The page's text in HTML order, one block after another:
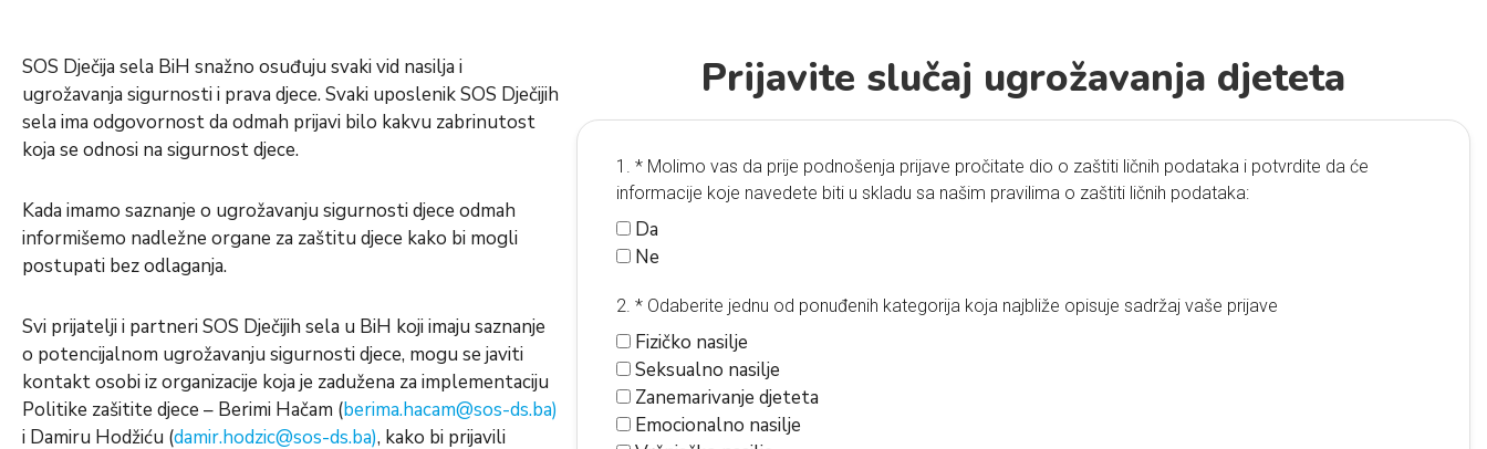
SOS Dječija sela BiH snažno osuđuju svaki vid nasilja i
ugrožavanja sigurnosti i prava djece. Svaki uposlenik SOS Dječijih
sela ima odgovornost da odmah prijavi bilo kakvu zabrinutost
koja se odnosi na sigurnost djece.
Kada imamo saznanje o ugrožavanju sigurnosti djece odmah
informišemo nadležne organe za zaštitu djece kako bi mogli
postupati bez odlaganja.
Svi prijatelji i partneri SOS Dječijih sela u BiH koji imaju saznanje
o potencijalnom ugrožavanju sigurnosti djece, mogu se javiti
kontakt osobi iz organizacije koja je zadužena za implementaciju
Politike zašitite djece – Berimi Hačam (berima.hacam@sos-ds.ba)
i Damiru Hodžiću (damir.hodzic@sos-ds.ba), kako bi prijavili
Prijavite slučaj ugrožavanja djeteta
1. * Molimo vas da prije podnošenja prijave pročitate dio o zaštiti ličnih podataka i potvrdite da će
informacije koje navedete biti u skladu sa našim pravilima o zaštiti ličnih podataka:
Da
Ne
2. * Odaberite jednu od ponuđenih kategorija koja najbliže opisuje sadržaj vaše prijave
Fizičko nasilje
Seksualno nasilje
Zanemarivanje djeteta
Emocionalno nasilje